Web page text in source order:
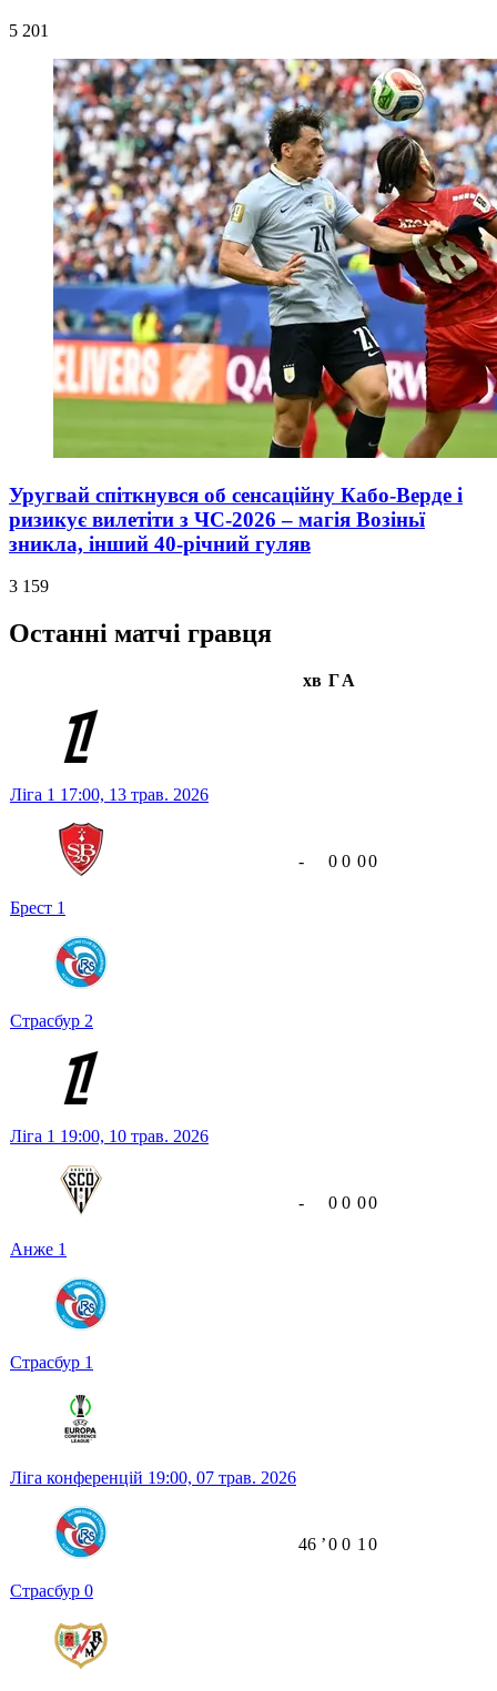
5 201
Уругвай спіткнувся об сенсаційну Кабо-Верде і
ризикує вилетіти з ЧС-2026 – магія Возіньї
зникла, інший 40-річний гуляв
3 159
Останні матчі гравця
хв ГА
Ліга 1 17:00, 13 трав. 2026
Брест 1
Страсбур 2
- 0 0 00
Ліга 1 19:00, 10 трав. 2026
Анже 1
Страсбур 1
- 0 0 00
Ліга конференцій 19:00, 07 трав. 2026
Страсбур 0
46 ʼ0 0 1 0